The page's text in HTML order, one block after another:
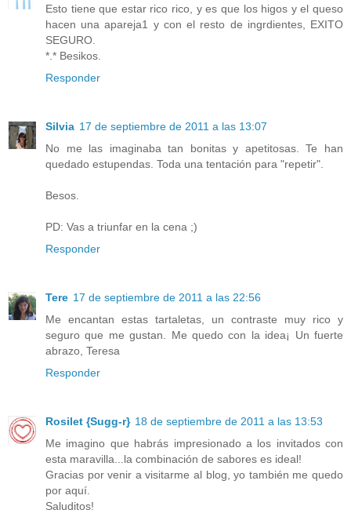
Esto tiene que estar rico rico, y es que los higos y el queso
hacen una apareja1 y con el resto de ingrdientes, EXITO
SEGURO.
*.* Besikos.
Responder
Silvia 17 de septiembre de 2011 a las 13:07
No me las imaginaba tan bonitas y apetitosas. Te han
quedado estupendas. Toda una tentación para "repetir".
Besos.
PD: Vas a triunfar en la cena ;)
Responder
Tere 17 de septiembre de 2011 a las 22:56
Me encantan estas tartaletas, un contraste muy rico y
seguro que me gustan. Me quedo con la idea¡ Un fuerte
abrazo, Teresa
Responder
Rosilet {Sugg-r} 18 de septiembre de 2011 a las 13:53
Me imagino que habrás impresionado a los invitados con
esta maravilla...la combinación de sabores es ideal!
Gracias por venir a visitarme al blog, yo también me quedo
por aquí.
Saluditos!